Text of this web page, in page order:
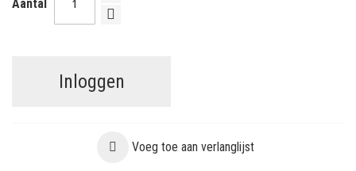
Aantal
Inloggen
Voeg toe aan verlanglijst